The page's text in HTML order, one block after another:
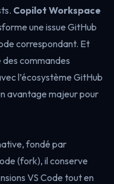
Copilot Workspace
une issue GitHub
correspondant. Et
commandes
l’écosystème GitHub
avantage majeur pour
fondé par
(fork), il conserve
VS Code tout en